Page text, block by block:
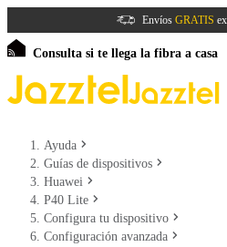
Envíos GRATIS
Consulta si te llega la fibra a casa
Ayuda
Guías de dispositivos
Huawei
P40 Lite
Configura tu dispositivo
Configuración avanzada